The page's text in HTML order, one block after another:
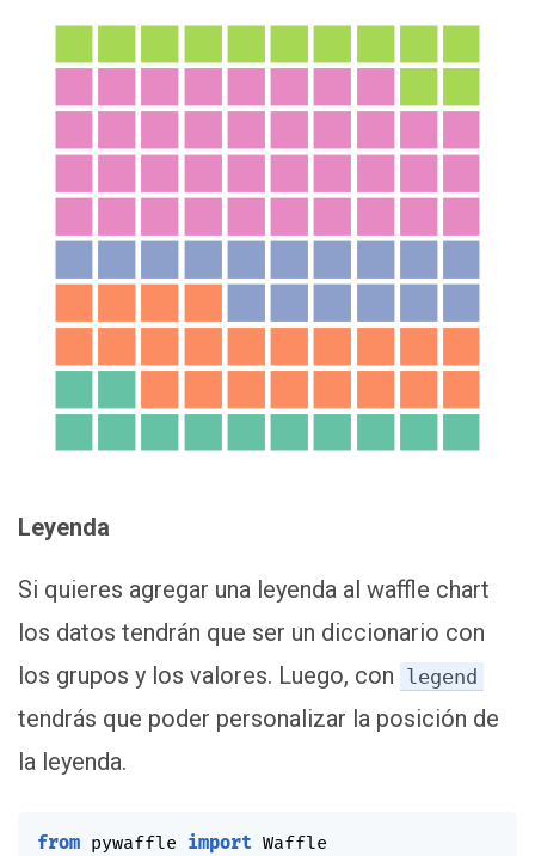
Leyenda
Si quieres agregar una leyenda al waffle chart
los datos tendrán que ser un diccionario con
los grupos y los valores. Luego, con legend
tendrás que poder personalizar la posición de
la leyenda.
from pywaffle import